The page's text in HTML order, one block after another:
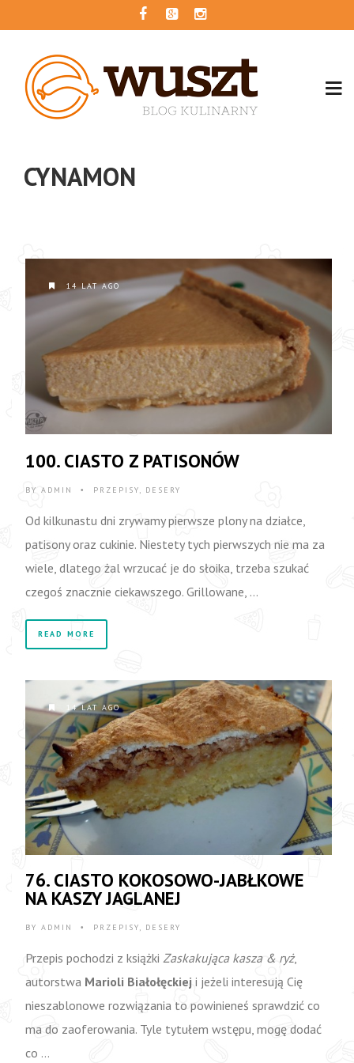
CYNAMON
14 LAT AGO
100. CIASTO Z PATISONÓW
BY ADMIN • PRZEPISY, DESERY
Od kilkunastu dni zrywamy pierwsze plony na działce,
patisony oraz cukinie. Niestety tych pierwszych nie ma za
wiele, dlatego żal wrzucać je do słoika, trzeba szukać
czegoś znacznie ciekawszego. Grillowane, …
READ MORE
14 LAT AGO
76. CIASTO KOKOSOWO-JABŁKOWE
NA KASZY JAGLANEJ
BY ADMIN • PRZEPISY, DESERY
Przepis pochodzi z książki Zaskakująca kasza & ryż,
autorstwa Marioli Białołęckiej i jeżeli interesują Cię
nieszablonowe rozwiązania to powinieneś sprawdzić co
ma do zaoferowania. Tyle tytułem wstępu, mogę dodać
co …